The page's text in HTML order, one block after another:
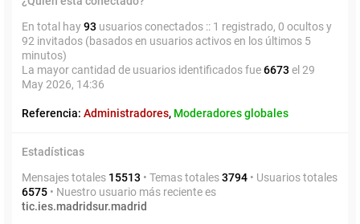
En total hay93 usuarios conectados :: 1 registrado, 0 ocultos y
92 invitados (basados en usuarios activos en los últimos 5
minutos)
La mayor cantidad de usuarios identificados fue6673 el 29
May 2026, 14:36
Referencia: Administradores, Moderadores globales
Estadísticas
Mensajes totales 15513 • Temas totales3794 • Usuarios totales
6575 • Nuestro usuario más reciente es
tic.ies.madridsur.madrid